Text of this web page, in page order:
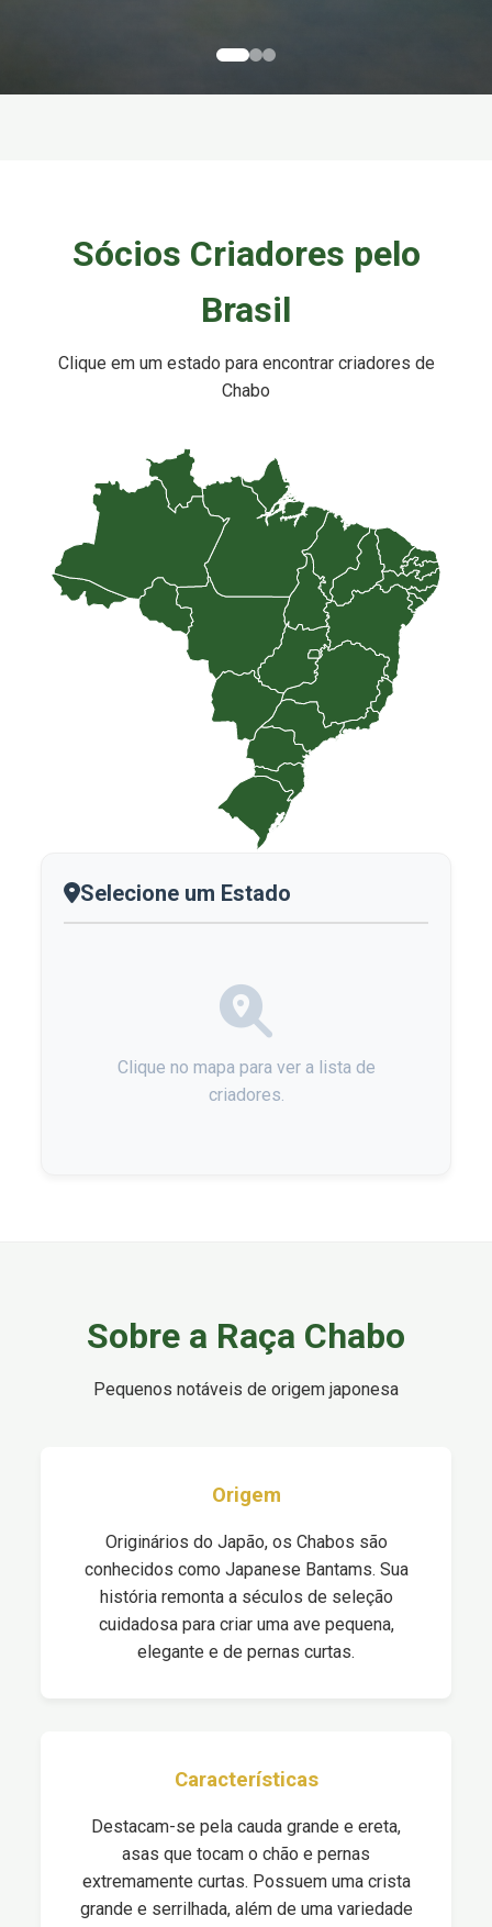
Sócios Criadores pelo
Brasil
Clique em um estado para encontrar criadores de
Chabo
Selecione um Estado
Clique no mapa para ver a lista de
criadores.
Sobre a Raça Chabo
Pequenos notáveis de origem japonesa
Origem
Originários do Japão, os Chabos são
conhecidos como Japanese Bantams. Sua
história remonta a séculos de seleção
cuidadosa para criar uma ave pequena,
elegante e de pernas curtas.
Características
Destacam-se pela cauda grande e ereta,
asas que tocam o chão e pernas
extremamente curtas. Possuem uma crista
grande e serrilhada, além de uma variedade